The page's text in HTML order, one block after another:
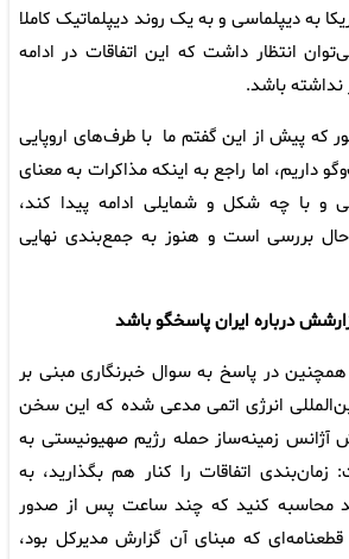
به دیپلماسی و به یک روند دیپلماتیک کاملا
انتظار داشت که این اتفاقات در ادامه
نداشته باشد.
که پیش از این گفتم ما با طرف‌های اروپایی
داریم، اما راجع به اینکه مذاکرات به معنای
و با چه شکل و شمایلی ادامه پیدا کند،
بررسی است و هنوز به جمع‌بندی نهایی
درباره ایران پاسخگو باشد
در پاسخ به سوال خبرنگاری مبنی بر
انرژی اتمی مدعی شده که این سخن
زمینه‌ساز حمله رژیم صهیونیستی به
اتفاقات را کنار هم بگذارید، به
محاسبه کنید که چند ساعت پس از صدور
که مبنای آن گزارش مدیرکل بود،